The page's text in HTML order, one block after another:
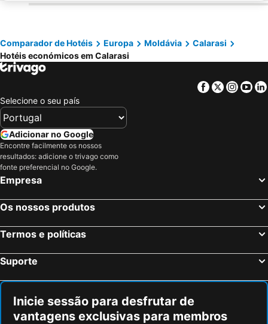
Comparador de Hotéis Europa Moldávia
Calarasi
Hotéis económicos em Calarasi
Facebook
Twitter
Selecione o seu país
Adicionar no Google
Encontre facilmente os nossos
resultados: adicione o trivago como
fonte preferencial no Google.
Empresa
Os nossos produtos
Termos e políticas
Suporte
Inicie sessão para desfrutar de
vantagens exclusivas para membros